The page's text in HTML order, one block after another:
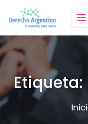
Etiqueta: